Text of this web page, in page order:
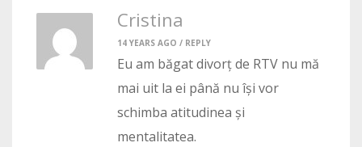
Cristina
14 YEARS AGO / REPLY
Eu am băgat divorț de RTV nu mă
mai uit la ei până nu își vor
schimba atitudinea și
mentalitatea.